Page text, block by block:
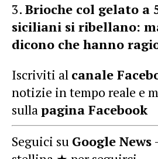
Brioche col gelato a
siciliani si ribellano:
dicono che hanno
Iscriviti al canale
notizie in tempo reale e
sullapagina Facebook
Seguici su Google News